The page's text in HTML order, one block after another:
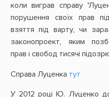
коли виграв справу
порушення своїх прав
взяття під варту, чи
законопроект, яким
прав і свобод тисячі
Справа Луценка тут
​У 2012 році Ю. Луценко